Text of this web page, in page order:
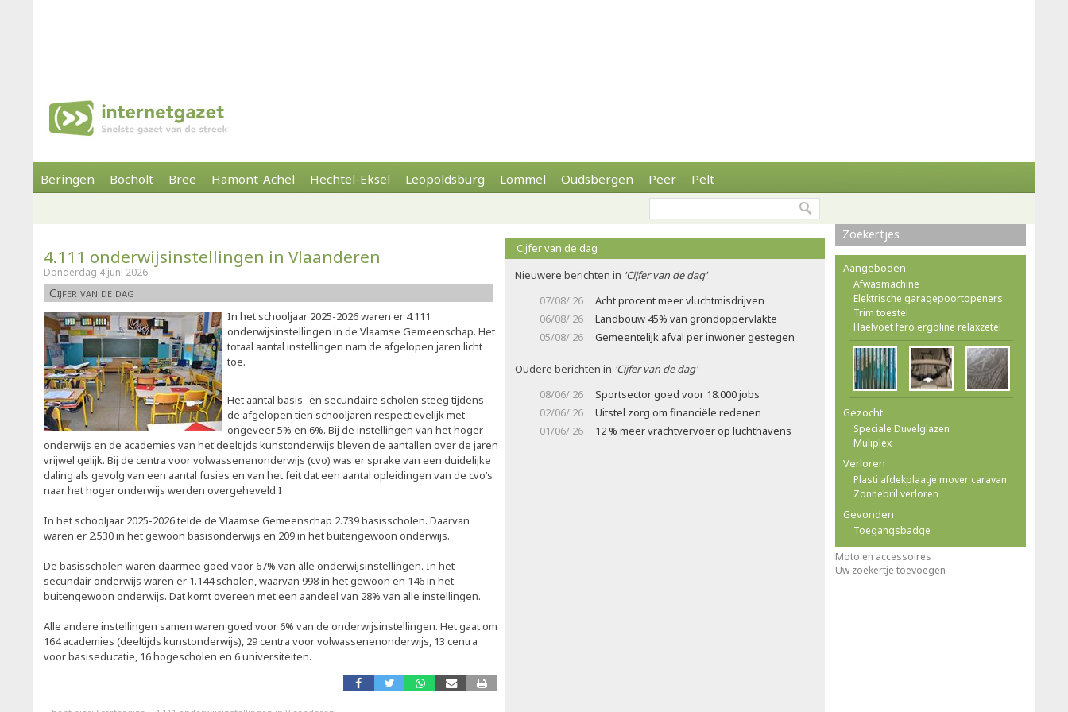
Beringen Bocholt Bree Hamont-Achel Hechtel-Eksel Leopoldsburg Lommel Oudsbergen Peer Pelt
4.111 onderwijsinstellingen in Vlaanderen
Donderdag 4 juni 2026
Cijfer van de dag
In het schooljaar 2025-2026 waren er 4.111
onderwijsinstellingen in de Vlaamse Gemeenschap. Het
totaal aantal instellingen nam de afgelopen jaren licht
toe.
Het aantal basis- en secundaire scholen steeg tijdens
de afgelopen tien schooljaren respectievelijk met
ongeveer 5% en 6%. Bij de instellingen van het hoger
onderwijs en de academies van het deeltijds kunstonderwijs bleven de aantallen over de jaren
vrijwel gelijk. Bij de centra voor volwassenenonderwijs (cvo) was er sprake van een duidelijke
daling als gevolg van een aantal fusies en van het feit dat een aantal opleidingen van de cvo’s
naar het hoger onderwijs werden overgeheveld.I
In het schooljaar 2025-2026 telde de Vlaamse Gemeenschap 2.739 basisscholen. Daarvan
waren er 2.530 in het gewoon basisonderwijs en 209 in het buitengewoon onderwijs.
De basisscholen waren daarmee goed voor 67% van alle onderwijsinstellingen. In het
secundair onderwijs waren er 1.144 scholen, waarvan 998 in het gewoon en 146 in het
buitengewoon onderwijs. Dat komt overeen met een aandeel van 28% van alle instellingen.
Alle andere instellingen samen waren goed voor 6% van de onderwijsinstellingen. Het gaat om
164 academies (deeltijds kunstonderwijs), 29 centra voor volwassenenonderwijs, 13 centra
voor basiseducatie, 16 hogescholen en 6 universiteiten.
Cijfer van de dag
Nieuwere berichten in 'Cijfer van de dag'
07/08/'26
Acht procent meer vluchtmisdrijven
06/08/'26
Landbouw 45% van grondoppervlakte
05/08/'26
Gemeentelijk afval per inwoner gestegen
Oudere berichten in 'Cijfer van de dag'
08/06/'26
Sportsector goed voor 18.000 jobs
02/06/'26
Uitstel zorg om financiële redenen
01/06/'26
12 % meer vrachtvervoer op luchthavens
Zoekertjes
Aangeboden
Afwasmachine
Elektrische garagepoortopeners
Trim toestel
Haelvoet fero ergoline relaxzetel
Gezocht
Speciale Duvelglazen
Muliplex
Verloren
Plasti afdekplaatje mover caravan
Zonnebril verloren
Gevonden
Toegangsbadge
Moto en accessoires
Uw zoekertje toevoegen